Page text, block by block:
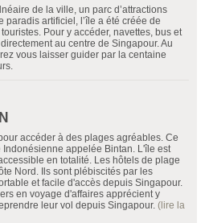
de la ville, un parc d’attractions
paradis artificiel, l’île a été créée de
Pour y accéder, navettes, bus et
au centre de Singapour. Au
vous laisser guider par la centaine
accéder à des plages agréables. Ce
appelée Bintan. L'île est
en totalité. Les hôtels de plage
Nord. Ils sont plébiscités par les
et facile d'accès depuis Singapour.
en voyage d'affaires apprécient y
leur vol depuis Singapour. (lire la